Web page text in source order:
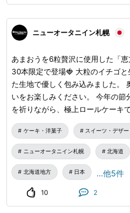
ん）、通称「大山ケーブルカー」
カーです。 大きな窓から大山の自
ら） 大山の中腹にある、雨降山（
るお寺です。 本堂へ続く石段の両
秋は、紅葉の絶景スポットとして
も開催され、多くの人で賑わいを
あり、迫力ある金字の特別版もご
山ケーブルカー「大山寺駅」下車 徒歩約3
利神社（おおやまあふりじんじゃ
みのおおかみ、大雷神おおいかず
みのかみの三神を祀っている2200
社。 本社（本殿）は、大山の山頂
置しています。 「ミシュラン・グ
ニューオータニイン札幌
あまおうを6粒贅沢に使用した「
30本限定で登場🍓 大粒のイチゴと生クリームをふんわりし
た生地で優しく包み込みました。 奥行きのある甘美な味わ
いをお楽しみください。 今年の節分は東北東を向いて幸福
を祈りながら、極上ロールケーキ
せんか✨ 1/28までご予約受付ております。 ※なくなり次第受
付終了です。 受け取り期間は2/1～2/3となります。 ご予約
＆詳細はHPまたは 📞 011-222-
ケーキ・洋菓子 スイーツ・デザー
ニューオータニイン札幌 北海道
北海道地方 日本 …他5件
10 2